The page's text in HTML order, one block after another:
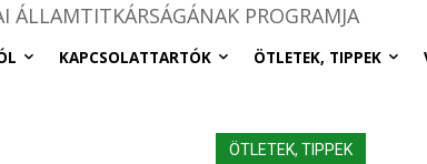
PROGRAMJA
KAPCSOLATTARTÓK ÖTLETEK, TIPPEK
ÖTLETEK, TIPPEK